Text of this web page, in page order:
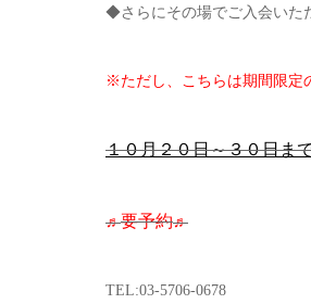
◆さらにその場でご入会いた
※ただし、こちらは期間限定
１０月２０日～３０日ま
♬要予約♬
TEL:03-5706-0678